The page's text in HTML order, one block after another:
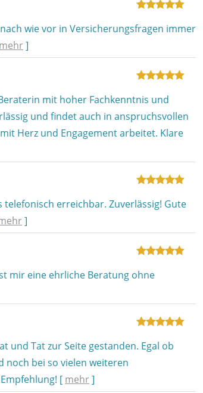
wie vor in Versicherungsfragen immer
mehr]
mit hoher Fachkenntnis und
und findet auch in anspruchsvollen
Herz und Engagement arbeitet. Klare
erreichbar. Zuverlässig! Gute
]
mir eine ehrliche Beratung ohne
und Tat zur Seite gestanden. Egal ob
noch bei so vielen weiteren
[ mehr]